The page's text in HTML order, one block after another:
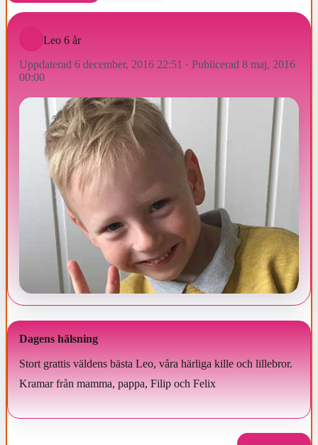
Leo 6 år
Uppdaterad 6 december, 2016 22:51 · Publicerad 8 maj, 2016
00:00
Dagens hälsning
Stort grattis väldens bästa Leo, våra härliga kille och lillebror.
Kramar från mamma, pappa, Filip och Felix